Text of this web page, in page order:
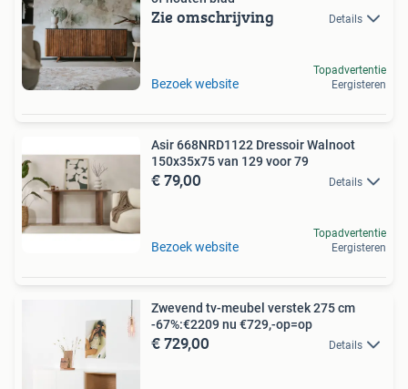
Zie omschrijving Details
Bezoek website
Topadvertentie
Eergisteren
Asir 668NRD1122 Dressoir Walnoot
150x35x75 van 129 voor 79
€ 79,00 Details
Bezoek website
Topadvertentie
Eergisteren
Zwevend tv-meubel verstek 275 cm
-67%:€2209 nu €729,-op=op
€ 729,00 Details